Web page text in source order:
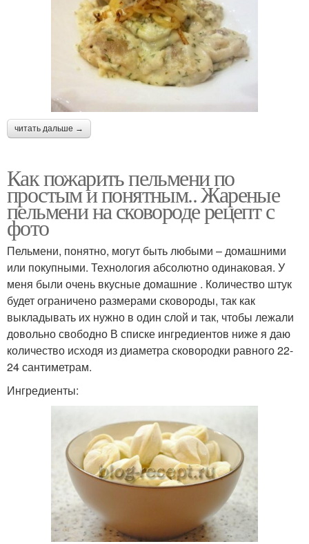
читать дальше →
Как пожарить пельмени по
простым и понятным.. Жареные
пельмени на сковороде рецепт с
фото
Пельмени, понятно, могут быть любыми – домашними
или покупными. Технология абсолютно одинаковая. У
меня были очень вкусные домашние . Количество штук
будет ограничено размерами сковороды, так как
выкладывать их нужно в один слой и так, чтобы лежали
довольно свободно В списке ингредиентов ниже я даю
количество исходя из диаметра сковородки равного 22-
24 сантиметрам.
Ингредиенты: